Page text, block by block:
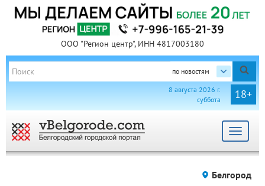
ООО "Регион центр", ИНН 4817003180
по новостям
18+
8 августа 2026 г.
суббота
Toggle
Белгород